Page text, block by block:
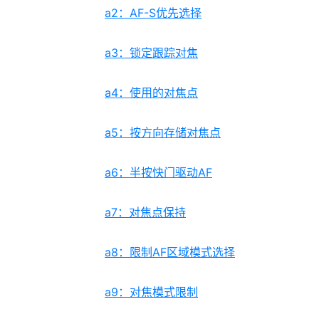
a2：AF-S优先选择
a3：锁定跟踪对焦
a4：使用的对焦点
a5：按方向存储对焦点
a6：半按快门驱动AF
a7：对焦点保持
a8：限制AF区域模式选择
a9：对焦模式限制